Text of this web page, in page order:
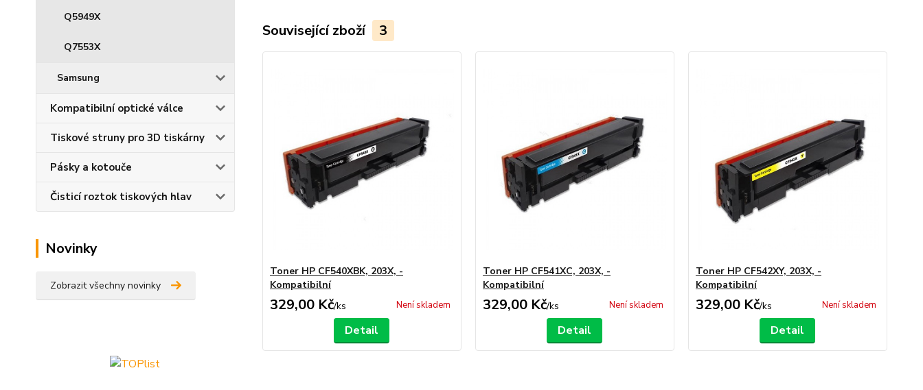
Q5949X
Q7553X
Samsung
Kompatibilní optické válce
Tiskové struny pro 3D tiskárny
Pásky a kotouče
Čisticí roztok tiskových hlav
Novinky
Zobrazit všechny novinky
Související zboží 3
Toner HP CF540XBK, 203X, -
Kompatibilní
329,00 Kč/ks Není skladem
Detail
Toner HP CF541XC, 203X, -
Kompatibilní
329,00 Kč/ks Není skladem
Detail
Toner HP CF542XY, 203X, -
Kompatibilní
329,00 Kč/ks Není skladem
Detail